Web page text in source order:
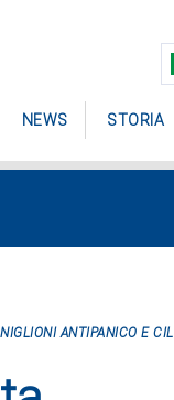
NEWS STORIA
ANTIPANICO E